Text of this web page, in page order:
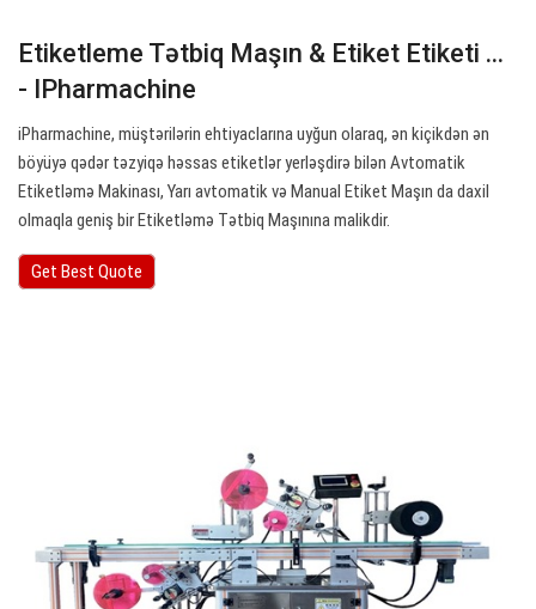
Etiketleme Tətbiq Maşın & Etiket Etiketi ...
- IPharmachine
iPharmachine, müştərilərin ehtiyaclarına uyğun olaraq, ən kiçikdən ən
böyüyə qədər təzyiqə həssas etiketlər yerləşdirə bilən Avtomatik
Etiketləmə Makinası, Yarı avtomatik və Manual Etiket Maşın da daxil
olmaqla geniş bir Etiketləmə Tətbiq Maşınına malikdir.
Get Best Quote